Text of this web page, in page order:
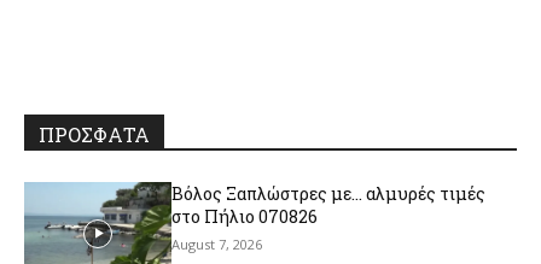
ΠΡΟΣΦΑΤΑ
Βόλος Ξαπλώστρες με… αλμυρές τιμές
στο Πήλιο 070826
August 7, 2026